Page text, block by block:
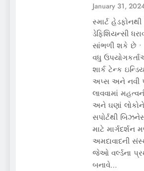
January 31,
સ્માર્ટ
ડેફિશિયન્સી
સાંભળી શકે
વધુ
શાર્ક ટેન્ક
અપ્સ અને નવી
લાવવામાં
અને ઘણાં લોકોને
સપોર્ટથી
માટે માર્ગદર્શન
અમદાવાદની
જેઓ વર્લ્ડના
બનાવે…